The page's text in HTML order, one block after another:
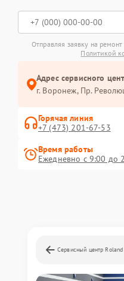
Отправляя заявку на
Политикой
Адрес сервисного
г. Воронеж, Пр.
Горячая линия
+7 (473) 201-67-53
Время работы
Ежедневно с 9:00 до
Сервисный центр Roland